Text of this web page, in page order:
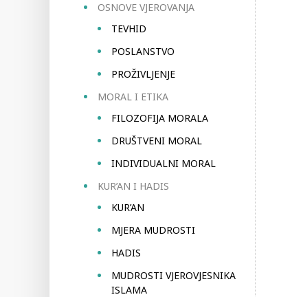
OSNOVE VJEROVANJA
TEVHID
POSLANSTVO
PROŽIVLJENJE
MORAL I ETIKA
FILOZOFIJA MORALA
DRUŠTVENI MORAL
INDIVIDUALNI MORAL
KUR’AN I HADIS
KUR’AN
MJERA MUDROSTI
HADIS
MUDROSTI VJEROVJESNIKA
ISLAMA